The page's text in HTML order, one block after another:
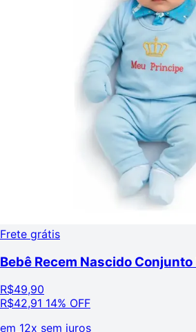
Frete grátis
Bebê Recem Nascido Conjunto
R$49,90
R$42,91 14% OFF
em 12x sem juros